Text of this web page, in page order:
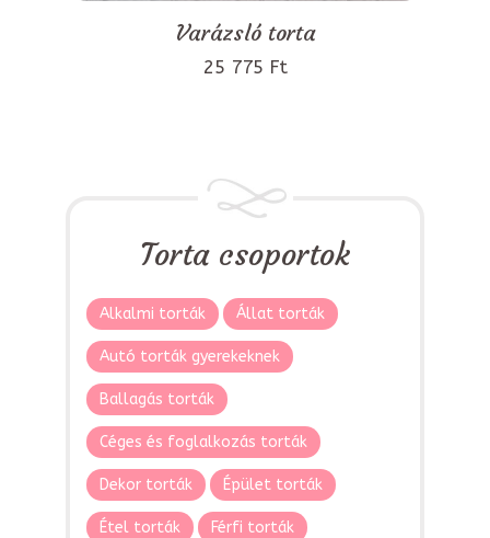
Varázsló torta
25 775 Ft
Torta csoportok
Alkalmi torták Állat torták
Autó torták gyerekeknek
Ballagás torták
Céges és foglalkozás torták
Dekor torták Épület torták
Étel torták Férfi torták